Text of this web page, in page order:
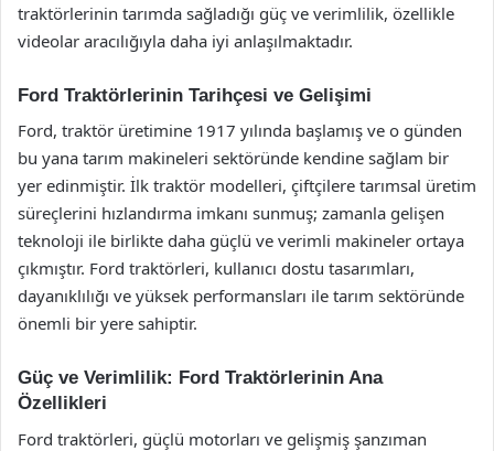
traktörlerinin tarımda sağladığı güç ve verimlilik, özellikle
videolar aracılığıyla daha iyi anlaşılmaktadır.
Ford Traktörlerinin Tarihçesi ve Gelişimi
Ford, traktör üretimine 1917 yılında başlamış ve o günden
bu yana tarım makineleri sektöründe kendine sağlam bir
yer edinmiştir. İlk traktör modelleri, çiftçilere tarımsal üretim
süreçlerini hızlandırma imkanı sunmuş; zamanla gelişen
teknoloji ile birlikte daha güçlü ve verimli makineler ortaya
çıkmıştır. Ford traktörleri, kullanıcı dostu tasarımları,
dayanıklılığı ve yüksek performansları ile tarım sektöründe
önemli bir yere sahiptir.
Güç ve Verimlilik: Ford Traktörlerinin Ana
Özellikleri
Ford traktörleri, güçlü motorları ve gelişmiş şanzıman